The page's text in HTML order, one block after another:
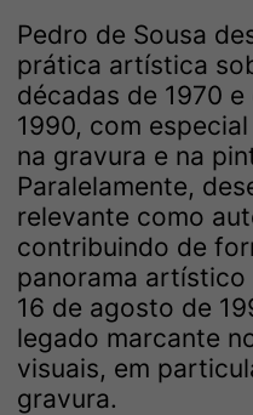
Pedro de Sousa
prática artística
décadas de 1970
1990, com
na gravura e na
Paralelamente,
relevante como
contribuindo de
panorama artístico
16 de agosto de
legado marcante
visuais, em
gravura.